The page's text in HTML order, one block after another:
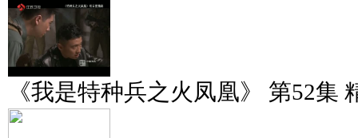
《我是特种兵之火凤凰》 第52集